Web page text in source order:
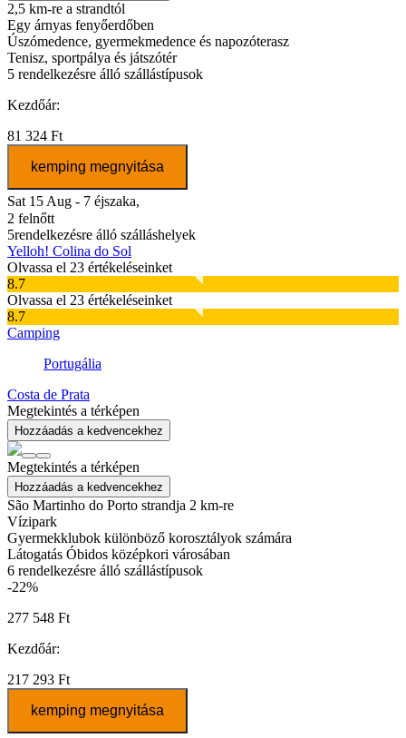
2,5 km-re a strandtól
Egy árnyas fenyőerdőben
Úszómedence, gyermekmedence és napozóterasz
Tenisz, sportpálya és játszótér
5 rendelkezésre álló szállástípusok
Kezdőár:
81 324 Ft
kemping megnyitása
Sat 15 Aug - 7 éjszaka,
2 felnőtt
5rendelkezésre álló szálláshelyek
Yelloh! Colina do Sol
Olvassa el 23 értékeléseinket
8.7
Olvassa el 23 értékeléseinket
8.7
Camping
Portugália
Costa de Prata
Megtekintés a térképen
Hozzáadás a kedvencekhez
Megtekintés a térképen
Hozzáadás a kedvencekhez
São Martinho do Porto strandja 2 km-re
Vízipark
Gyermekklubok különböző korosztályok számára
Látogatás Óbidos középkori városában
6 rendelkezésre álló szállástípusok
-22%
277 548 Ft
Kezdőár:
217 293 Ft
kemping megnyitása